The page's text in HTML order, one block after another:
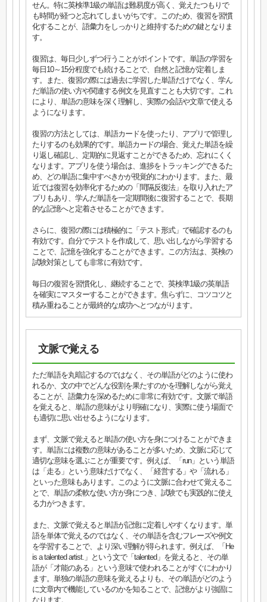
せん。特に英検準1級の単語は難易度が高く、覚えたつもりで
も時間が経つと忘れてしまいがちです。このため、復習を習慣
化することが、語彙力をしっかりと維持するための鍵となりま
す。
復習は、毎日少しずつ行うことがポイントです。単語の学習を
毎日10～15分程度でも続けることで、自然と記憶が定着しま
す。また、復習の際には過去に学習した単語だけでなく、学ん
だ単語の使い方や関連する例文を見直すことも大切です。これ
により、単語の意味を深く理解し、実際の会話や文章で使える
ようになります。
復習の方法としては、単語カードを使ったり、アプリで管理し
たりするのも効果的です。単語カードの場合、覚えた単語を繰
り返し確認し、定期的に見返すことができるため、忘れにくく
なります。アプリを使う場合は、進捗をトラッキングできるた
め、どの単語に集中すべきかが視覚的にわかります。また、最
近では復習を効率化するための「間隔反復法」を取り入れたア
プリもあり、学んだ単語を一定期間後に復習することで、長期
的な記憶へと定着させることができます。
さらに、復習の際には積極的に「テスト形式」で確認するのも
有効です。自分でテストを作成して、思い出しながら学習する
ことで、記憶を強化することができます。この方法は、英検の
試験対策としても非常に有効です。
毎日の復習を習慣化し、継続することで、英検準1級の英単語
を確実にマスターすることができます。焦らずに、コツコツと
積み重ねることが最終的な成功へとつながります。
文脈で覚える
ただ単語を丸暗記するのではなく、その単語がどのように使わ
れるか、文の中でどんな役割を果たすのかを理解しながら覚え
ることが、語彙力を深めるために非常に有効です。文脈で単語
を覚えると、単語の意味がより明確になり、実際に使う場面で
も適切に思い出せるようになります。
まず、文脈で覚えると単語の使い方を身につけることができま
す。単語には複数の意味があることが多いため、文脈に応じて
適切な意味を選ぶことが重要です。例えば、「run」という単語
は「走る」という意味だけでなく、「経営する」や「流れる」
といった意味もあります。このように文脈に合わせて覚えるこ
とで、単語の柔軟な使い方が身につき、試験でも実践的に使え
る力がつきます。
また、文脈で覚えると単語が記憶に定着しやすくなります。単
語を単体で覚えるのではなく、その単語を含むフレーズや例文
を学習することで、より深い理解が得られます。例えば、「He
is a talented artist.」という文で「talented」を覚えると、その単
語が「才能のある」という意味で使われることがすぐにわかり
ます。単独の単語の意味を覚えるよりも、その単語がどのよう
に文章内で機能しているのかを知ることで、記憶がより強固に
なります。